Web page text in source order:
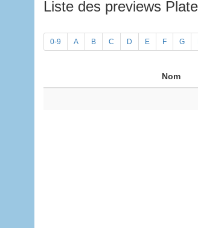
Liste des previews
0-9 A B C D E F G
Nom